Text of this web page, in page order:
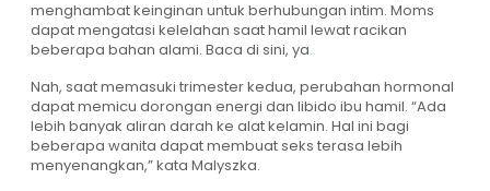
menghambat keinginan untuk berhubungan intim. Moms
dapat mengatasi kelelahan saat hamil lewat racikan
beberapa bahan alami. Baca di sini, ya.
Nah, saat memasuki trimester kedua, perubahan hormonal
dapat memicu dorongan energi dan libido ibu hamil. “Ada
lebih banyak aliran darah ke alat kelamin. Hal ini bagi
beberapa wanita dapat membuat seks terasa lebih
menyenangkan,” kata Malyszka.